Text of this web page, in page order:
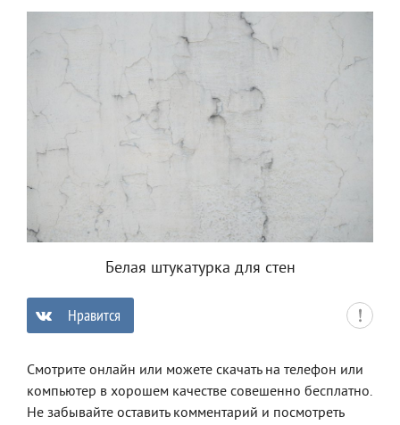
Белая штукатурка для стен
Нравится
Смотрите онлайн или можете скачать на телефон или
компьютер в хорошем качестве совешенно бесплатно.
Не забывайте оставить комментарий и посмотреть